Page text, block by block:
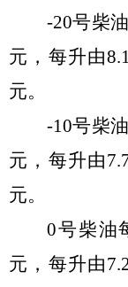
-20号柴
元，每升由
元。
-10号柴
元，每升由
元。
0号柴油
元，每升由